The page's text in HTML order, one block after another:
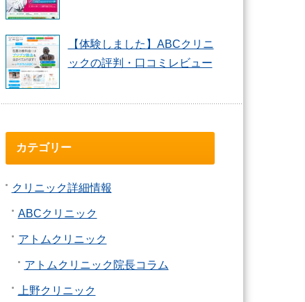
【体験しました】ABCクリニ
ックの評判・口コミレビュー
カテゴリー
クリニック詳細情報
ABCクリニック
アトムクリニック
アトムクリニック院長コラム
上野クリニック